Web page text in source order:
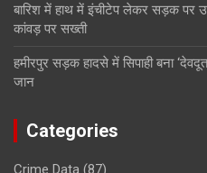
बारिश में हाथ में इंचीटेप लेकर सड़क पर
कांवड़ पर सख्ती
हमीरपुर सड़क हादसे में सिपाही बना
जान
Categories
Crime Data (87)